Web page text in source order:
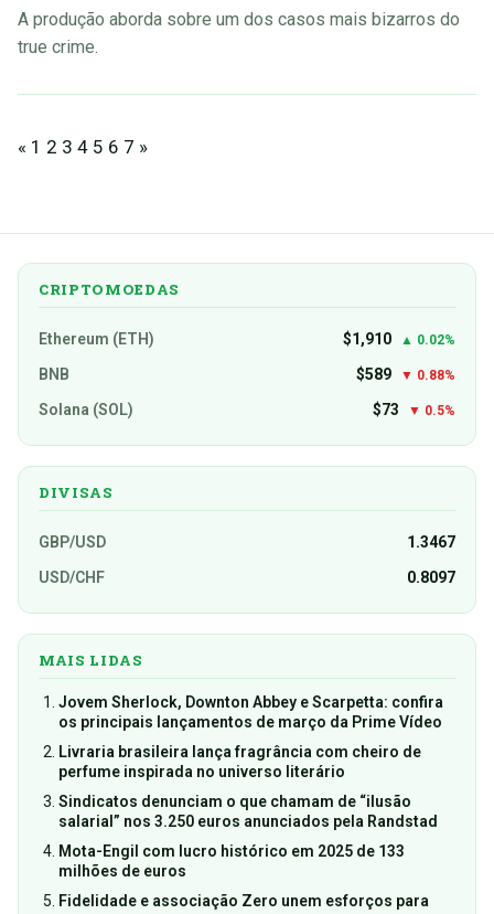
A produção aborda sobre um dos casos mais bizarros do
true crime.
« 1 2 3 4 5 6 7 »
CRIPTOMOEDAS
Ethereum (ETH) $1,910 ▲ 0.02%
BNB $589 ▼ 0.88%
Solana (SOL) $73 ▼ 0.5%
DIVISAS
GBP/USD
1.3467
USD/CHF
0.8097
MAIS LIDAS
Jovem Sherlock, Downton Abbey e Scarpetta: confira
os principais lançamentos de março da Prime Vídeo
Livraria brasileira lança fragrância com cheiro de
perfume inspirada no universo literário
Sindicatos denunciam o que chamam de “ilusão
salarial” nos 3.250 euros anunciados pela Randstad
Mota-Engil com lucro histórico em 2025 de 133
milhões de euros
Fidelidade e associação Zero unem esforços para